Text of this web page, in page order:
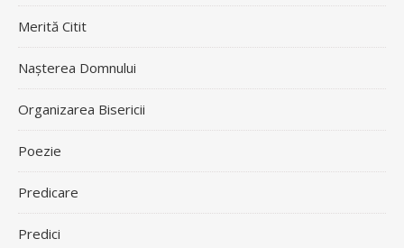
Merită Citit
Nașterea Domnului
Organizarea Bisericii
Poezie
Predicare
Predici